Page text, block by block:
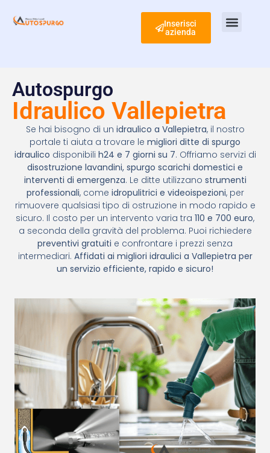
Inserisci
azienda
Autospurgo
Idraulico Vallepietra
Se hai bisogno di un idraulico a Vallepietra, il nostro
portale ti aiuta a trovare le migliori ditte di spurgo
idraulico disponibili h24 e 7 giorni su 7. Offriamo servizi di
disostruzione lavandini, spurgo scarichi domestici e
interventi di emergenza. Le ditte utilizzano strumenti
professionali, come idropulitrici e videoispezioni, per
rimuovere qualsiasi tipo di ostruzione in modo rapido e
sicuro. Il costo per un intervento varia tra 110 e 700 euro,
a seconda della gravità del problema. Puoi richiedere
preventivi gratuiti e confrontare i prezzi senza
intermediari. Affidati ai migliori idraulici a Vallepietra per
un servizio efficiente, rapido e sicuro!